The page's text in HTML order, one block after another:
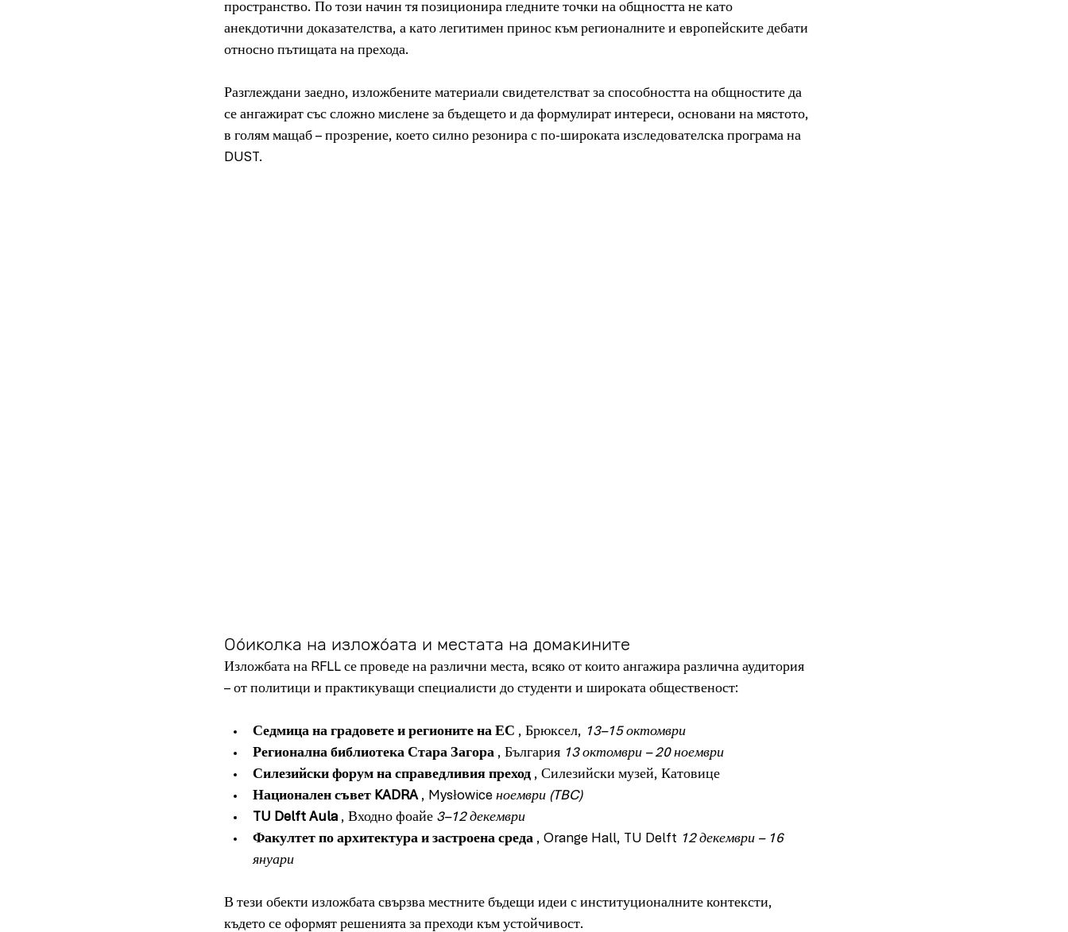
пространство. По този начин тя позиционира гледните точки на общността не като
анекдотични доказателства, а като легитимен принос към регионалните и европейските дебати
относно пътищата на прехода.
Разглеждани заедно, изложбените материали свидетелстват за способността на общностите да
се ангажират със сложно мислене за бъдещето и да формулират интереси, основани на мястото,
в голям мащаб – прозрение, което силно резонира с по-широката изследователска програма на
DUST.
Обиколка на изложбата и местата на домакините
Изложбата на RFLL се проведе на различни места, всяко от които ангажира различна аудитория
– от политици и практикуващи специалисти до студенти и широката общественост:
Седмица на градовете и регионите на ЕС , Брюксел, 13–15 октомври
Регионална библиотека Стара Загора , България 13 октомври – 20 ноември
Силезийски форум на справедливия преход , Силезийски музей, Катовице
Национален съвет KADRA , Mysłowice ноември (TBC)
TU Delft Aula , Входно фоайе 3–12 декември
Факултет по архитектура и застроена среда , Orange Hall, TU Delft 12 декември – 16
януари
В тези обекти изложбата свързва местните бъдещи идеи с институционалните контексти,
където се оформят решенията за преходи към устойчивост.